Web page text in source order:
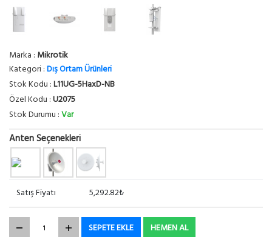
Marka : Mikrotik
Kategori :Dış Ortam Ürünleri
Stok Kodu :L11UG-5HaxD-NB
Özel Kodu :U2075
Stok Durumu :Var
Anten Seçenekleri
Satış Fiyatı 5,292.82₺
SEPETE EKLE HEMEN AL